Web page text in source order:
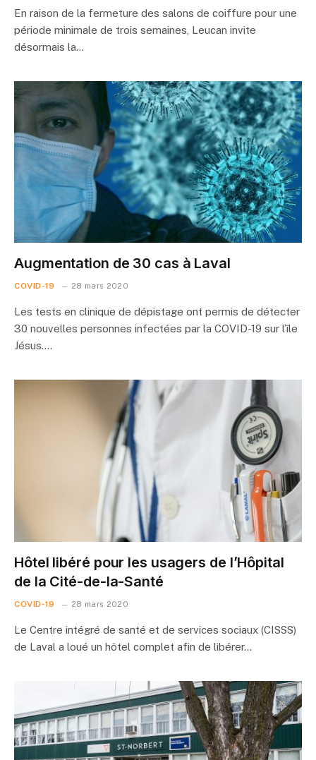
En raison de la fermeture des salons de coiffure pour une
période minimale de trois semaines, Leucan invite
désormais la…
Augmentation de 30 cas à Laval
COVID-19 28 mars 2020
Les tests en clinique de dépistage ont permis de détecter
30 nouvelles personnes infectées par la COVID-19 sur l’île
Jésus.…
Hôtel libéré pour les usagers de l’Hôpital
de la Cité-de-la-Santé
COVID-19 28 mars 2020
Le Centre intégré de santé et de services sociaux (CISSS)
de Laval a loué un hôtel complet afin de libérer…